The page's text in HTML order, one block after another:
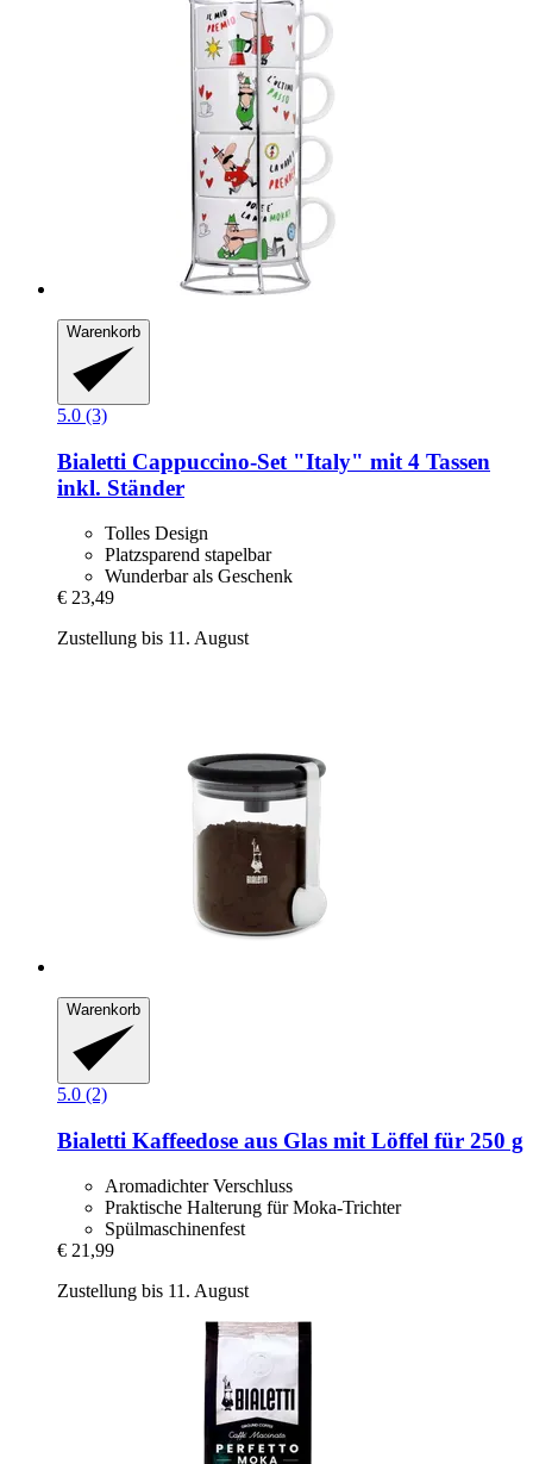
Warenkorb
5.0 (3)
Bialetti Cappuccino-​Set "Italy" mit 4 Tassen
inkl. Ständer
Tolles Design
Platzsparend stapelbar
Wunderbar als Geschenk
€ 23,49
Zustellung bis 11. August
Warenkorb
5.0 (2)
Bialetti Kaffeedose aus Glas mit Löffel für 250 g
Aromadichter Verschluss
Praktische Halterung für Moka-Trichter
Spülmaschinenfest
€ 21,99
Zustellung bis 11. August